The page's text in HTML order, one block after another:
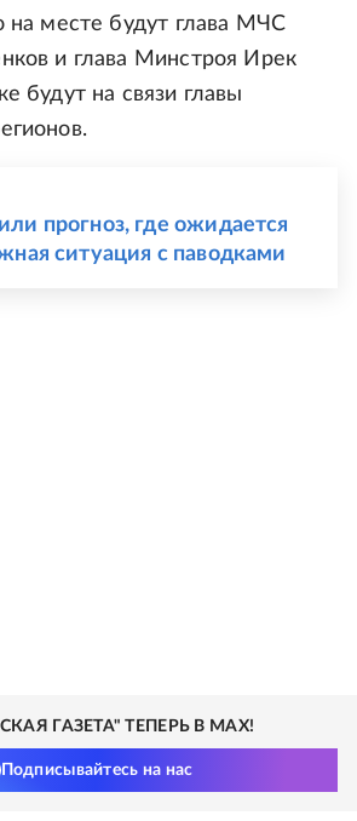
на месте будут глава МЧС
и глава Минстроя Ирек
будут на связи главы
прогноз, где ожидается
ситуация с паводками
ГАЗЕТА" ТЕПЕРЬ В MAX!
Подписывайтесь на нас